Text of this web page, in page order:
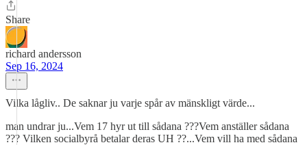
Share
richard andersson
Sep 16, 2024
Vilka lågliv.. De saknar ju varje spår av mänskligt värde...
man undrar ju...Vem 17 hyr ut till sådana ???Vem anställer sådana
??? Vilken socialbyrå betalar deras UH ??...Vem vill ha med sådana